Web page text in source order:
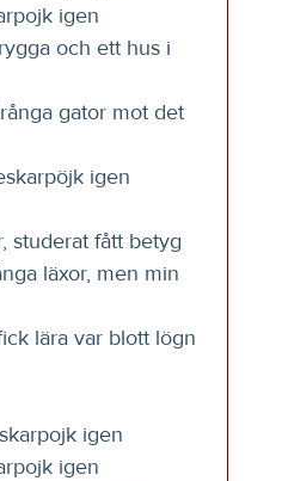
igen
och ett hus i
gator mot det
igen
studerat fått betyg
läxor, men min
lära var blott lögn
igen
igen